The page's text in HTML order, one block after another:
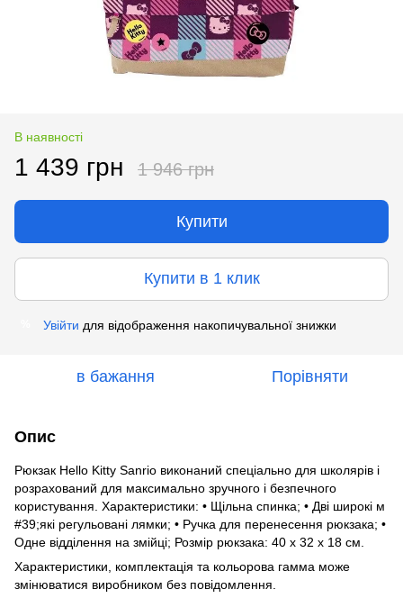
В наявності
1 439 грн 1 946 грн
Купити
Купити в 1 клик
Увійти для відображення накопичувальної знижки
в бажання Порівняти
Опис
Рюкзак Hello Kitty Sanrio виконаний спеціально для школярів і
розрахований для максимально зручного і безпечного
користування. Характеристики: • Щільна спинка; • Дві широкі м
#39;які регульовані лямки; • Ручка для перенесення рюкзака; •
Одне відділення на змійці; Розмір рюкзака: 40 х 32 х 18 см.
Характеристики, комплектація та кольорова гамма може
змінюватися виробником без повідомлення.